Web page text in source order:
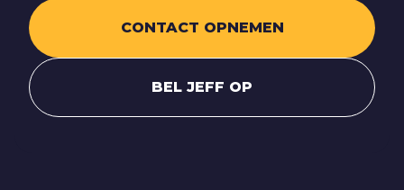
CONTACT OPNEMEN
BEL JEFF OP